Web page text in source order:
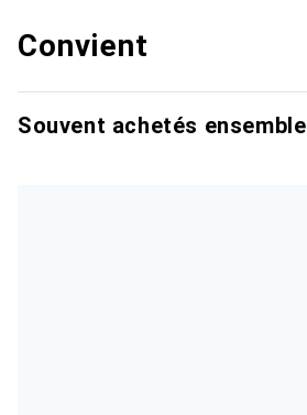
Convient
Souvent achetés ensemble